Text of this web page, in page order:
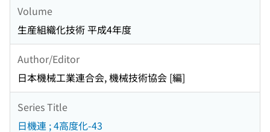
Volume
生産組織化技術 平成4年度
Author/Editor
日本機械工業連合会, 機械技術協会 [編]
Series Title
日機連 ; 4高度化-43